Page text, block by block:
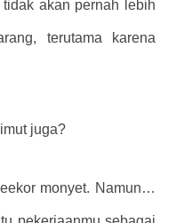
tidak akan pernah lebih
terutama karena
juga?
monyet. Namun…